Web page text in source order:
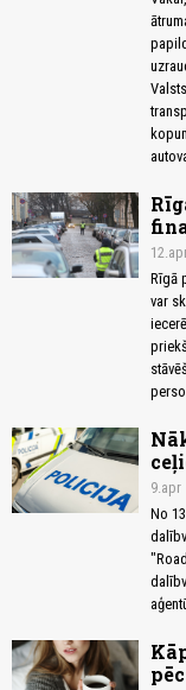
Rīgā
var
9.apr
No